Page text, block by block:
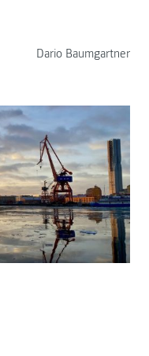
Dario Baumgartner